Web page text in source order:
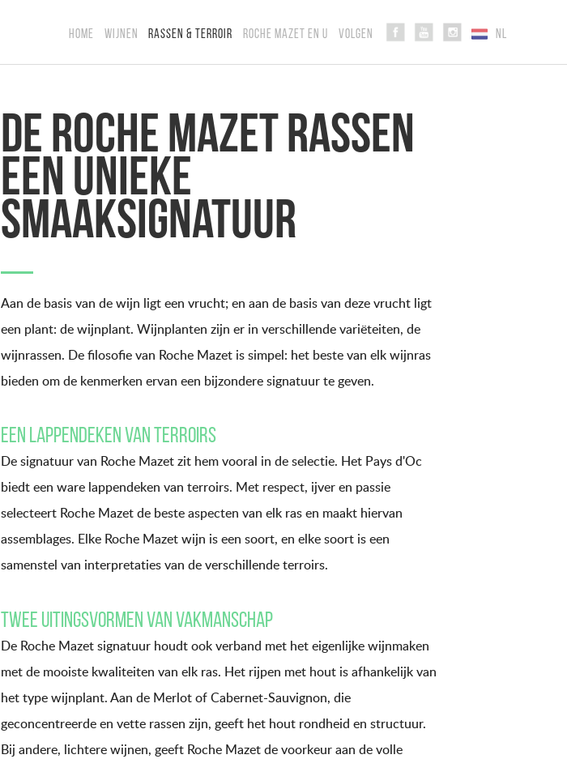
HOME WIJNEN RASSEN & TERROIR ROCHE MAZET EN U VOLGEN NL
De Roche Mazet rassen
Een unieke
smaaksignatuur
Aan de basis van de wijn ligt een vrucht; en aan de basis van deze vrucht ligt
een plant: de wijnplant. Wijnplanten zijn er in verschillende variëteiten, de
wijnrassen. De filosofie van Roche Mazet is simpel: het beste van elk wijnras
bieden om de kenmerken ervan een bijzondere signatuur te geven.
Een lappendeken van terroirs
De signatuur van Roche Mazet zit hem vooral in de selectie. Het Pays d'Oc
biedt een ware lappendeken van terroirs. Met respect, ijver en passie
selecteert Roche Mazet de beste aspecten van elk ras en maakt hiervan
assemblages. Elke Roche Mazet wijn is een soort, en elke soort is een
samenstel van interpretaties van de verschillende terroirs.
Twee uitingsvormen van vakmanschap
De Roche Mazet signatuur houdt ook verband met het eigenlijke wijnmaken
met de mooiste kwaliteiten van elk ras. Het rijpen met hout is afhankelijk van
het type wijnplant. Aan de Merlot of Cabernet-Sauvignon, die
geconcentreerde en vette rassen zijn, geeft het hout rondheid en structuur.
Bij andere, lichtere wijnen, geeft Roche Mazet de voorkeur aan de volle